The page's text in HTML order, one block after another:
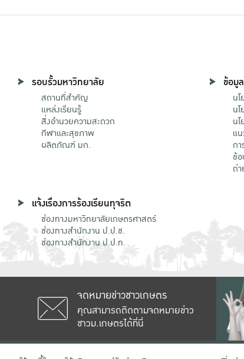
รอบรั้วมหาวิทยาลัย
สถานที่สำคัญ
แหล่งเรียนรู้
สิ่งอำนวยความสะดวก
กีฬาและสุขภาพ
ผลิตภัณฑ์ มก.
ข้อมู
น
น
น
แ
กา
ข้
ถ่
แจ้งเรื่องการร้องเรียนทุจริต
ช่องทางมหาวิทยาลัยเกษตรศาสตร์
ช่องทางสำนักงาน ป.ป.ช.
ช่องทางสำนักงาน ป.ป.ท.
จดหมายข่าวชาวเกษตร
คุณสามารถติดตามจดหมายข่าว
ชาวม.เกษตรได้ที่นี่